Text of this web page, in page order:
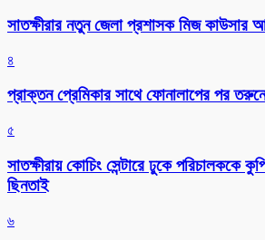
সাতক্ষীরার নতুন জেলা প্রশাসক মিজ কাউসার
৪
প্রাক্তন প্রেমিকার সাথে ফোনালাপের পর
৫
সাতক্ষীরায় কোচিং সেন্টারে ঢুকে পরিচালককে
ছিনতাই
৬